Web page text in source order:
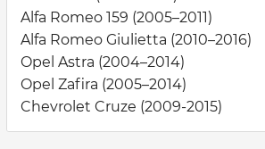
Alfa Romeo 159 (2005–2011)
Alfa Romeo Giulietta (2010–2016)
Opel Astra (2004–2014)
Opel Zafira (2005–2014)
Chevrolet Cruze (2009-2015)